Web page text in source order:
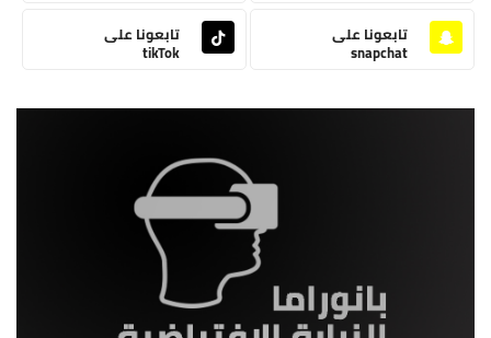
تابعونا على
snapchat
تابعونا على
tikTok